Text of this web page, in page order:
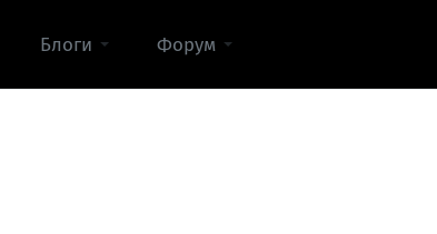
Блоги Форум